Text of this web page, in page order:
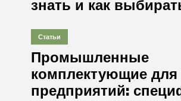
знать и как
Статьи
Промышленные
комплектующие для
предприятий: